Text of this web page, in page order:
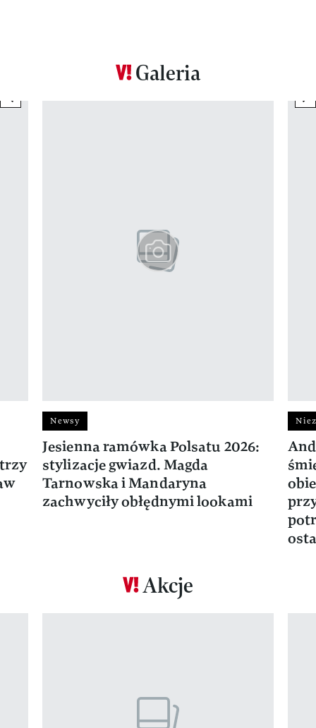
Galeria
Newsy
Jesienna ramówka Polsatu 2026:
stylizacje gwiazd. Magda
Tarnowska i Mandaryna
zachwyciły obłędnymi lookami
Akcje